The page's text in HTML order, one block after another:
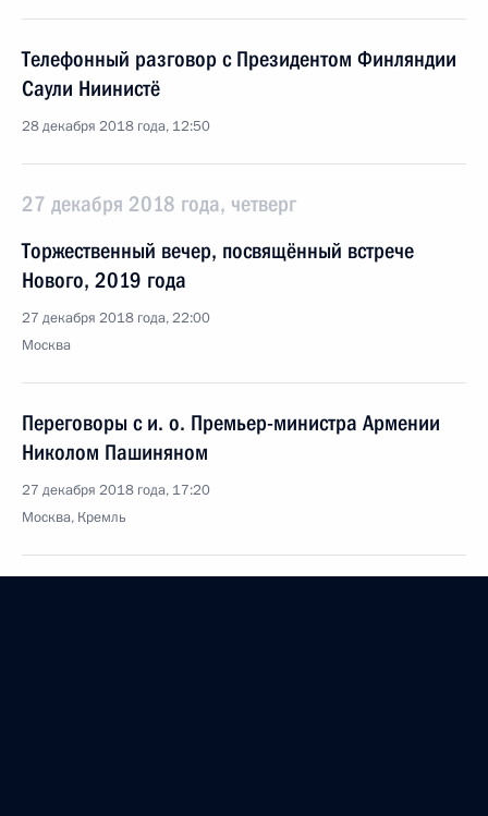
Телефонный разговор с Президентом Финляндии
Саули Ниинистё
28 декабря 2018 года, 12:50
27 декабря 2018 года, четверг
Торжественный вечер, посвящённый встрече
Нового, 2019 года
27 декабря 2018 года, 22:00
Москва
Переговоры с и. о. Премьер-министра Армении
Николом Пашиняном
27 декабря 2018 года, 17:20
Москва, Кремль